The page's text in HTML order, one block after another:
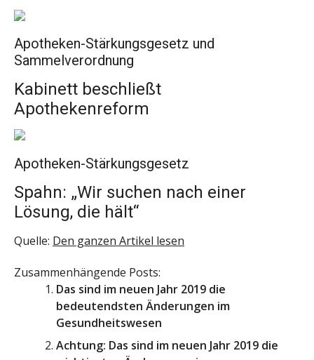
Apotheken-Stärkungsgesetz und
Sammelverordnung
Kabinett beschließt
Apothekenreform
Apotheken-Stärkungsgesetz
Spahn: „Wir suchen nach einer
Lösung, die hält“
Quelle: Den ganzen Artikel lesen
Zusammenhängende Posts:
Das sind im neuen Jahr 2019 die
bedeutendsten Änderungen im
Gesundheitswesen
Achtung: Das sind im neuen Jahr 2019 die